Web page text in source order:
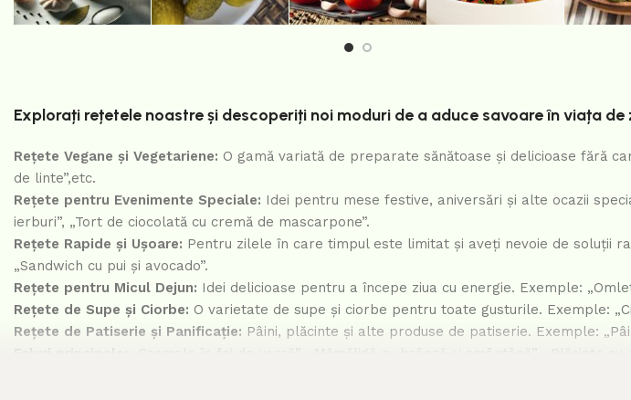
Explorați rețetele noastre și descoperiți noi moduri de a aduce savoare în viața
Rețete Vegane și Vegetariene: O gamă variată de preparate sănătoase și delicioase fără
de linte”,etc.
Rețete pentru Evenimente Speciale: Idei pentru mese festive, aniversări și alte ocazii
ierburi”, „Tort de ciocolată cu cremă de mascarpone”.
Rețete Rapide și Ușoare: Pentru zilele în care timpul este limitat și aveți nevoie de soluții
„Sandwich cu pui și avocado”.
Rețete pentru Micul Dejun: Idei delicioase pentru a începe ziua cu energie. Exemple:
Rețete de Supe și Ciorbe: O varietate de supe și ciorbe pentru toate gusturile. Exemple:
Rețete de Patiserie și Panificație: Pâini, plăcinte și alte produse de patiserie. Exemple: